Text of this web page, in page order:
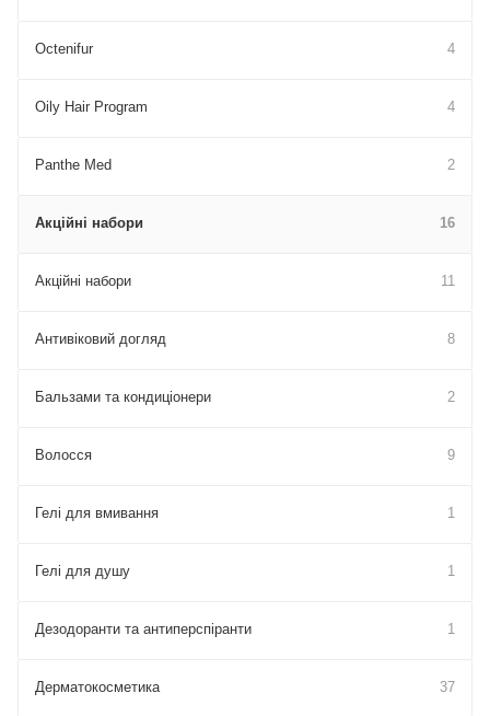
Octenifur 4
Oily Hair Program 4
Panthe Med 2
Акційні набори 16
Акційні набори 11
Антивіковий догляд 8
Бальзами та кондиціонери 2
Волосся 9
Гелі для вмивання 1
Гелі для душу 1
Дезодоранти та антиперспіранти 1
Дерматокосметика 37